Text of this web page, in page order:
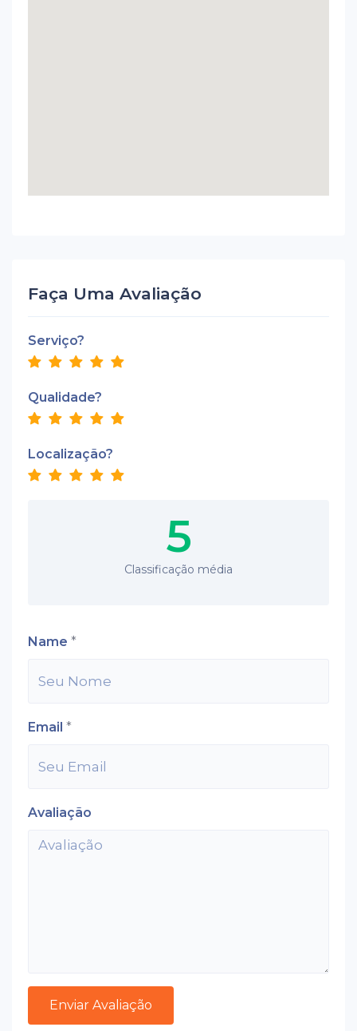
Faça Uma Avaliação
Serviço?
Qualidade?
Localização?
5
Classificação média
Name *
Email *
Avaliação